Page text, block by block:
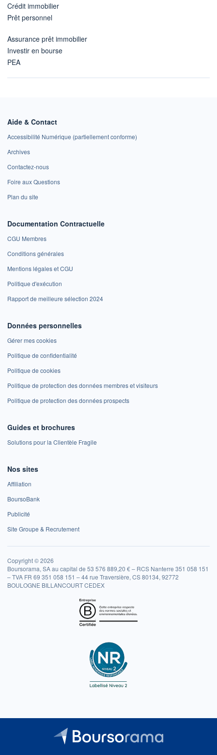
Crédit immobilier
Prêt personnel
Assurance prêt immobilier
Investir en bourse
PEA
Aide & Contact
Accessibilité Numérique (partiellement conforme)
Archives
Contactez-nous
Foire aux Questions
Plan du site
Documentation Contractuelle
CGU Membres
Conditions générales
Mentions légales et CGU
Politique d'exécution
Rapport de meilleure sélection 2024
Données personnelles
Gérer mes cookies
Politique de confidentialité
Politique de cookies
Politique de protection des données membres et visiteurs
Politique de protection des données prospects
Guides et brochures
Solutions pour la Clientèle Fragile
Nos sites
Affiliation
BoursoBank
Publicité
Site Groupe & Recrutement
Copyright © 2026
Boursorama, SA au capital de 53 576 889,20 € – RCS Nanterre 351 058 151
– TVA FR 69 351 058 151 – 44 rue Traversière, CS 80134, 92772
BOULOGNE BILLANCOURT CEDEX